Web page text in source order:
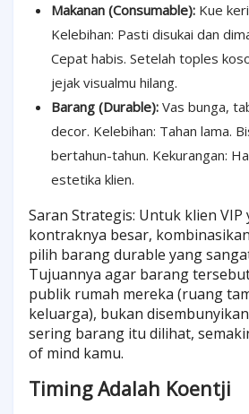
Makanan (Consumable): Kue
Kelebihan: Pasti disukai dan
Cepat habis. Setelah toples
jejak visualmu hilang.
Barang (Durable): Vas bunga,
decor. Kelebihan: Tahan lama.
bertahun-tahun. Kekurangan:
estetika klien.
Saran Strategis: Untuk klien VIP
kontraknya besar,
pilih barang durable yang
Tujuannya agar barang
publik rumah mereka (ruang
keluarga), bukan
sering barang itu dilihat,
of mind kamu.
Timing Adalah Koentji